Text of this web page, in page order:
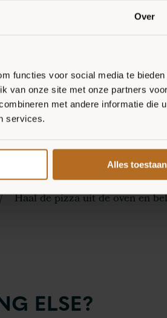
Over
functies voor social media te bieden
van onze site met onze partners
met andere informatie die
services.
Alles toestaan
Verwarm de oven voor op
Bestrijk de pizzabodem met
artisjokken en olijven.
Verdeel de feta over de
Bak de pizza 8-10 minuten in de
Haal de pizza uit de oven en
ELSE?